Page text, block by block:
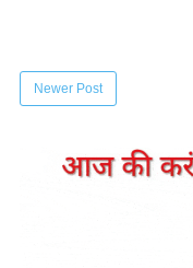
Newer Post